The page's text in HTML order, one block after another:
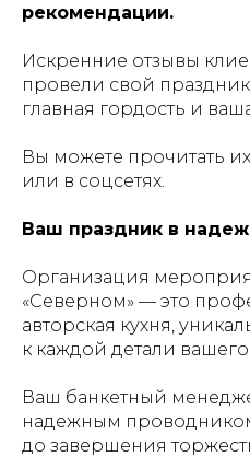
рекомендации.
Искренние отзывы
провели свой
главная гордость и
Вы можете прочитать
или в соцсетях.
Ваш праздник в
Организация
«Северном» — это
авторская кухня,
к каждой детали
Ваш банкетный
надежным
до завершения